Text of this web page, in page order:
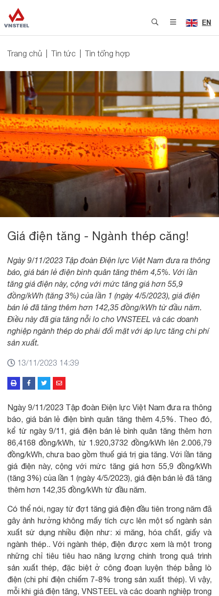
EN
Trang chủ Tin tức Tin tổng hợp
Giá điện tăng - Ngành thép căng!
Ngày 9/11/2023 Tập đoàn Điện lực Việt Nam đưa ra thông
báo, giá bán lẻ điện bình quân tăng thêm 4,5%. Với lần
tăng giá điện này, cộng với mức tăng giá hơn 55,9
đồng/kWh (tăng 3%) của lần 1 (ngày 4/5/2023), giá điện
bán lẻ đã tăng thêm hơn 142,35 đồng/kWh từ đầu năm.
Điều này đã gia tăng nỗi lo cho VNSTEEL và các doanh
nghiệp ngành thép do phải đối mặt với áp lực tăng chi phí
sản xuất.
13/11/2023 14:39
Ngày 9/11/2023 Tập đoàn Điện lực Việt Nam đưa ra thông
báo, giá bán lẻ điện bình quân tăng thêm 4,5%. Theo đó,
kể từ ngày 9/11, giá điện bán lẻ bình quân tăng thêm hơn
86,4168 đồng/kWh, từ 1.920,3732 đồng/kWh lên 2.006,79
đồng/kWh, chưa bao gồm thuế giá trị gia tăng. Với lần tăng
giá điện này, cộng với mức tăng giá hơn 55,9 đồng/kWh
(tăng 3%) của lần 1 (ngày 4/5/2023), giá điện bán lẻ đã tăng
thêm hơn 142,35 đồng/kWh từ đầu năm.
Có thể nói, ngay từ đợt tăng giá điện đầu tiên trong năm đã
gây ảnh hưởng không mấy tích cực lên một số ngành sản
xuất sử dụng nhiều điện như: xi măng, hóa chất, giấy và
ngành thép.. Với ngành thép, điện được xem là một trong
những chỉ tiêu tiêu hao năng lượng chính trong quá trình
sản xuất thép, đặc biệt ở công đoạn luyện thép bằng lò
điện (chi phí điện chiếm 7-8% trong sản xuất thép). Vì vậy,
mỗi khi giá điện tăng, VNSTEEL và các doanh nghiệp trong